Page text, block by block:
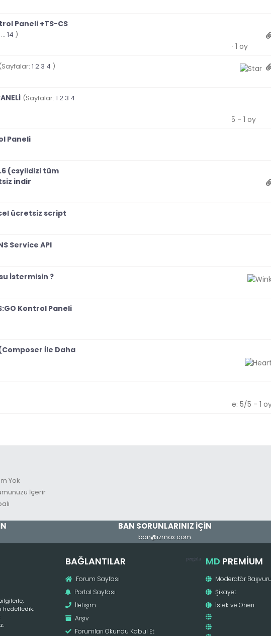
Paneli +TS-CS
... 14 )
Derecelendirme: 2/5 - 1 oy
(Sayfalar:1 2 3 4 )
(Sayfalar:1 2 3 4
Derecelendirme: 3/5 - 1 oy
Paneli
(csyildizi tüm
indir
ücretsiz script
Service API
İstermisin ?
Kontrol Paneli
İle Daha
Derecelendirme: 5/5 - 1
Yok
İçerir
BAN SORUNLARINIZ İÇİN
ban@izmox.com
hedefledik.
BAĞLANTILAR
Forum Sayfası
Portal Sayfası
İletişim
Arşiv
Forumları Okundu Kabul Et
pergola MD PREMIUM
Moderatör Başvuru
Şikayet
İstek ve Öneri